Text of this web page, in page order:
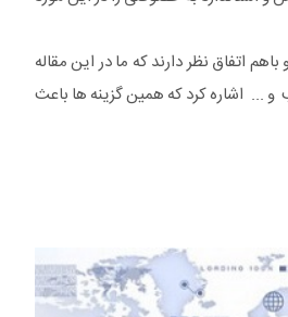
باهم اتفاق نظر دارند که ما در این مقاله
و ... اشاره کرد که همین گزینه ها باعث